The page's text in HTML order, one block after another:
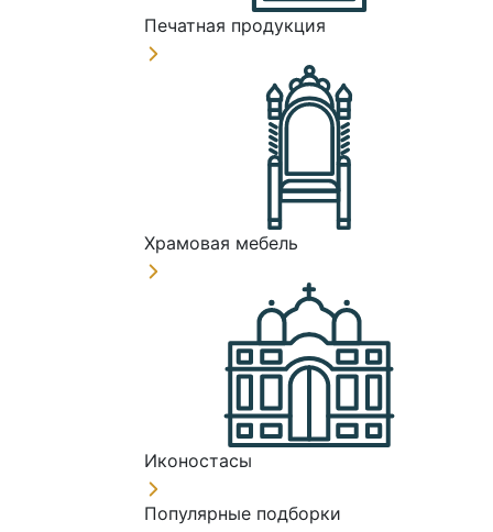
Печатная продукция
Храмовая мебель
Иконостасы
Популярные подборки